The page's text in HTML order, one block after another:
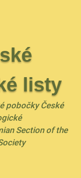
listy
pobočky České
Section of the